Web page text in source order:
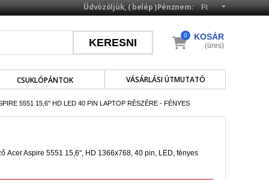
Pénznem:
Üdvözöljük, (belép)
CSUKLÓPÁNTOK VÁSÁRLÁSI ÚTMUTATÓ
KOSÁR
0
(üres)
5551 15,6" HD LED 40 PIN LAPTOP RÉSZÉRE - FÉNYES
Acer Aspire 5551 15,6", HD 1366x768, 40 pin, LED, fényes